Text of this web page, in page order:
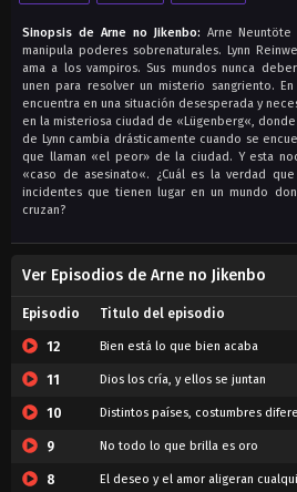
Sinopsis de Arne no Jikenbo: Arne
manipula poderes sobrenaturales. Lynn
ama a los vampiros. Sus mundos nunca
unen para resolver un misterio sangriento.
encuentra en una situación desesperada y
en la misteriosa ciudad de «Lügenberg«, donde
de Lynn cambia drásticamente cuando se
que llaman «el peor» de la ciudad. Y esta
«caso de asesinato«. ¿Cuál es la verdad
incidentes que tienen lugar en un mundo
cruzan?
Ver Episodios de Arne no Jikenbo
Episodio Titulo del episodio
12 Bien está lo que bien acaba
11 Dios los cría, y ellos se juntan
10 Distintos países, costumbres
9 No todo lo que brilla es oro
8 El deseo y el amor aligeran